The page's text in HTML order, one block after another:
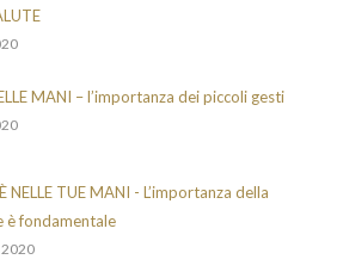
MANI – l’importanza dei piccoli gesti
NELLE TUE MANI - L’importanza della
è fondamentale